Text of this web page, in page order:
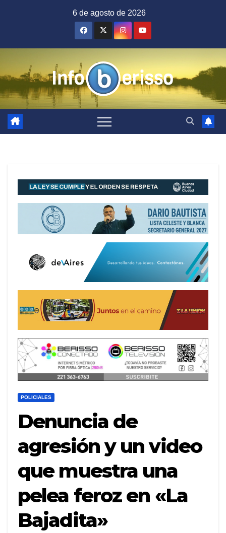
6 de agosto de 2026
POLICIALES
Denuncia de
agresión y un video
que muestra una
pelea feroz en «La
Bajadita»